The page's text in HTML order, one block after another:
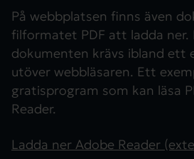
På webbplatsen finns även
filformatet PDF att ladda ner.
dokumenten krävs ibland ett
utöver webbläsaren. Ett
gratisprogram som kan läsa
Reader.
Ladda ner Adobe Reader